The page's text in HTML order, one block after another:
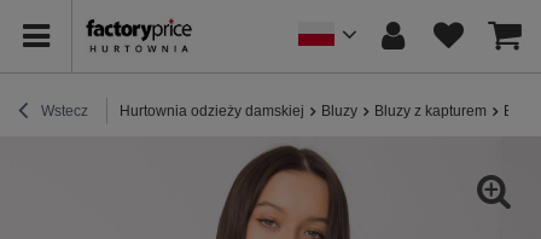
Wstecz Hurtownia odzieży damskiej Bluzy Bluzy z kapturem